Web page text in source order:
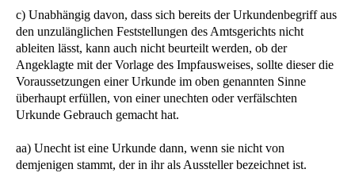
c) Unabhängig davon, dass sich bereits der Urkundenbegriff aus
den unzulänglichen Feststellungen des Amtsgerichts nicht
ableiten lässt, kann auch nicht beurteilt werden, ob der
Angeklagte mit der Vorlage des Impfausweises, sollte dieser die
Voraussetzungen einer Urkunde im oben genannten Sinne
überhaupt erfüllen, von einer unechten oder verfälschten
Urkunde Gebrauch gemacht hat.
aa) Unecht ist eine Urkunde dann, wenn sie nicht von
demjenigen stammt, der in ihr als Aussteller bezeichnet ist.